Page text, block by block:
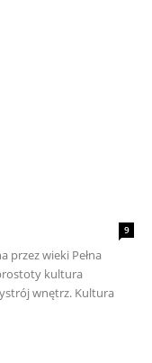
9
przez wieki Pełna
kultura
wnętrz. Kultura